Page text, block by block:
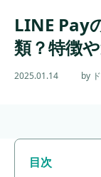
LINE Pay
類？特徴
2025.01.14 by